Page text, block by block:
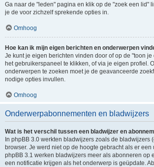
Ga naar de "leden" pagina en klik op de "zoek een lid"
je de voor zichzelf sprekende opties in.
Omhoog
Hoe kan ik mijn eigen berichten en onderwerpen
Je kunt je eigen berichten vinden door of op de "toon
het gebruikerspaneel te klikken, of via je eigen profiel.
onderwerpen te zoeken moet je de geavanceerde
nodige opties invullen.
Omhoog
Onderwerpabonnementen en bladwijzers
Wat is het verschil tussen een bladwijzer en
In phpBB 3.0 werkten bladwijzers zoals de bladwijzers
browser. Je werd niet op de hoogte gebracht als er een
phpBB 3.1 werken bladwijzers meer als abonneren op
een notificatie krijgen als het onderwerp is geüpdate.